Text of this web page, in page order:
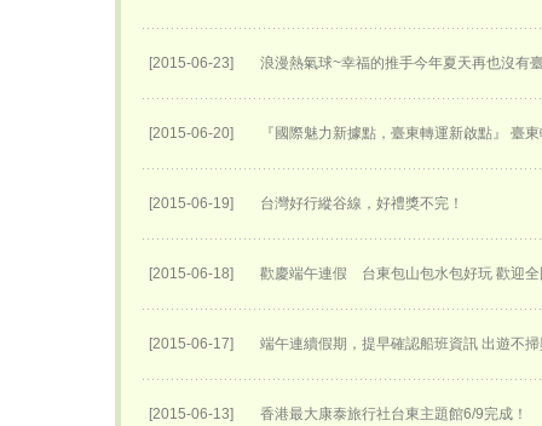
[2015-06-23] 浪漫熱氣球~幸福的推手今年夏天再也沒有
[2015-06-20] 『國際魅力新據點，臺東轉運新啟點』 臺東
[2015-06-19] 台灣好行縱谷線，好禮獎不完！
[2015-06-18] 歡慶端午連假 台東包山包水包好玩 歡迎全
[2015-06-17] 端午連續假期，提早確認船班資訊 出遊不
[2015-06-13] 香港最大康泰旅行社台東主題館6/9完成！